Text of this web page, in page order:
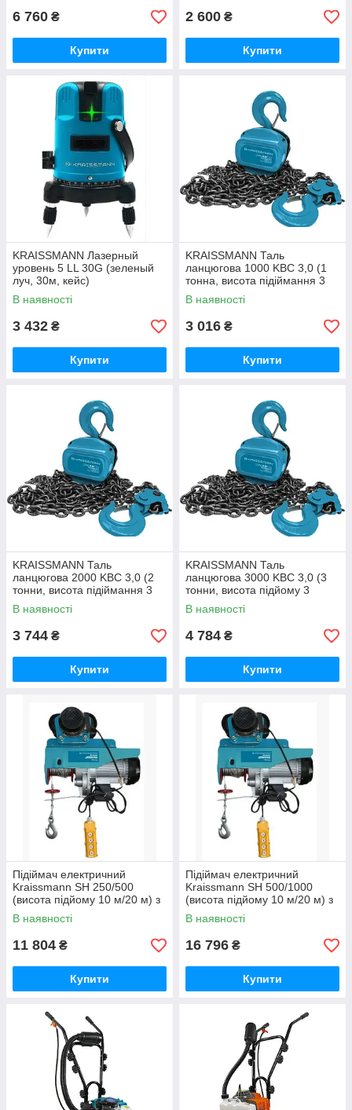
6 760 ₴
Купити
2 600 ₴
Купити
KRAISSMANN Лазерный
уровень 5 LL 30G (зеленый
луч, 30м, кейс)
В наявності
3 432 ₴
Купити
KRAISSMANN Таль
ланцюгова 1000 KBC 3,0 (1
тонна, висота підіймання 3
метри)
В наявності
3 016 ₴
Купити
KRAISSMANN Таль
ланцюгова 2000 KBC 3,0 (2
тонни, висота підіймання 3
метри)
В наявності
3 744 ₴
Купити
KRAISSMANN Таль
ланцюгова 3000 KBC 3,0 (3
тонни, висота підйому 3
метри)
В наявності
4 784 ₴
Купити
Підіймач електричний
Kraissmann SH 250/500
(висота підйому 10 м/20 м) з
саморуйним візком
В наявності
11 804 ₴
Купити
Підіймач електричний
Kraissmann SH 500/1000
(висота підйому 10 м/20 м) з
саморуйним візком
В наявності
16 796 ₴
Купити